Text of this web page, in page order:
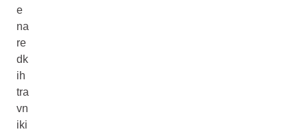
e
na
re
dk
ih
tra
vn
iki